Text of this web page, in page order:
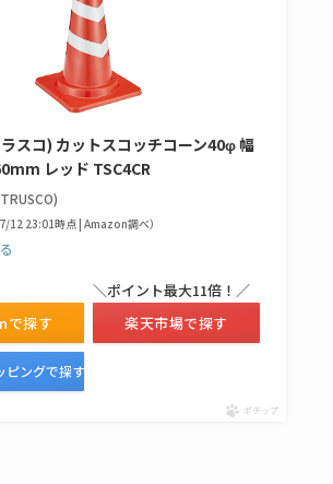
販も調査
karseellはどこで売っ
てる？ロフトやハン
amazonなど通販の販
エッセンシャルフラ
売ってない？どこで
売ってるか・代替品
ビタクラフトのウル
スコ) カットスコッチコーン40φ 幅
レッド TSC4CR
12 23:01時点 | Amazon調べ）
で探す
＼ポイント最大11倍！／
楽天市場で探す
ピングで探す
ポチップ